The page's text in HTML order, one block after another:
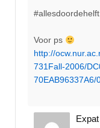
#allesdoordehelft
Voor ps
http://
731Fall-2006/
70EAB96337A6/
Expat